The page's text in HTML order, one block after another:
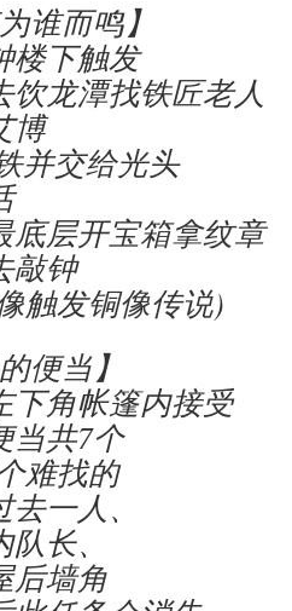
谁而鸣】
楼下触发
饮龙潭找铁匠老人
博
并交给光头
底层开宝箱拿纹章
敲钟
触发铜像传说)
便当】
下角帐篷内接受
当共7个
难找的
一人、
长、
后墙角